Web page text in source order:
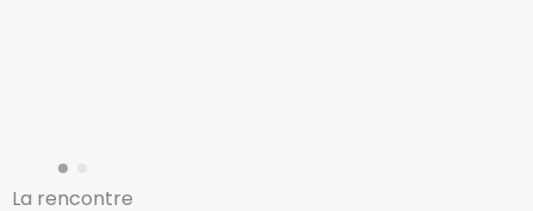
La rencontre